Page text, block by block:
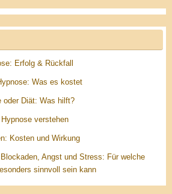
Erfolg & Rückfall
Was es kostet
oder Diät: Was hilft?
verstehen
Kosten und Wirkung
Angst und Stress: Für welche
sinnvoll sein kann